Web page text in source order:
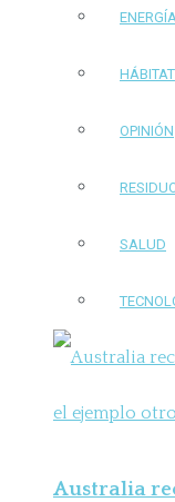
HÁBITAT
OPINIÓN
SALUD
Australia